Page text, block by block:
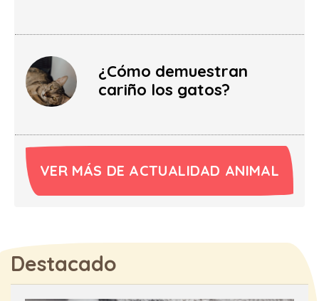
¿Cómo demuestran
cariño los gatos?
VER MÁS DE ACTUALIDAD ANIMAL
Destacado